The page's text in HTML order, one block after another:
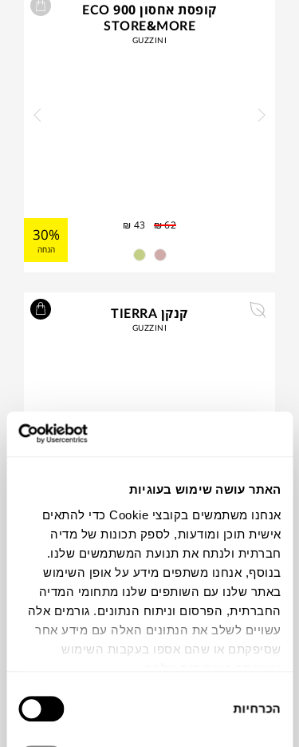
האתר עושה שימוש בעוגיות
אנחנו משתמשים בקובצי Cookie כדי להתאים
אישית תוכן ומודעות, לספק תכונות של מדיה
חברתית ולנתח את תנועת המשתמשים שלנו.
בנוסף, אנחנו משתפים מידע על אופן השימוש
באתר שלנו עם השותפים שלנו מתחומי המדיה
החברתית, הפרסום וניתוח הנתונים. גורמים אלה
עשויים לשלב את הנתונים האלה עם מידע אחר
שסיפקתם או שהם אספו בעקבות השימוש
הסכמה
הכרחיות
קופסת אחסון 900 ECO
STORE&MORE
GUZZINI
₪62
₪ 43
30%
הנחה
קנקן TIERRA
GUZZINI
₪198
כוס TIERRA
GUZZINI